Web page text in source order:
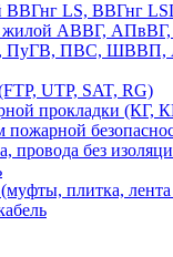
ВВГнг LS, ВВГнг
жилой АВВГ,
ПуГВ, ПВС,
UTP, SAT, RG)
прокладки (КГ,
провода без
плитка, лента